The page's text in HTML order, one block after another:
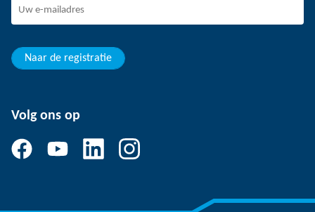
Jonge professionals
Leerling
Naar de registratie
Volg ons op